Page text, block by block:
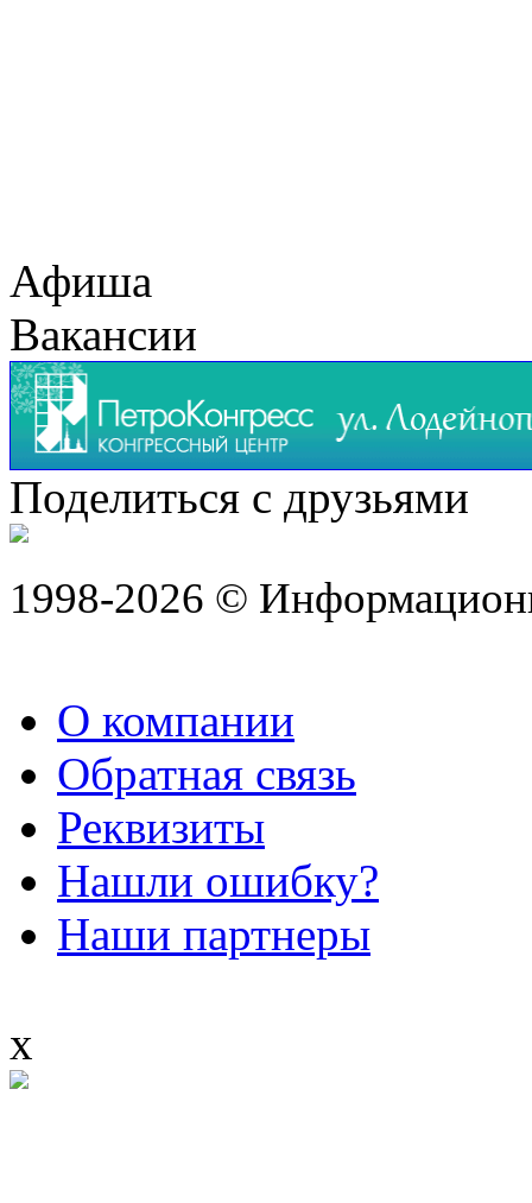
Афиша
Вакансии
Поделиться с друзьями
1998-2026 ©
О компании
Обратная связь
Реквизиты
Нашли ошибку?
Наши партнеры
x